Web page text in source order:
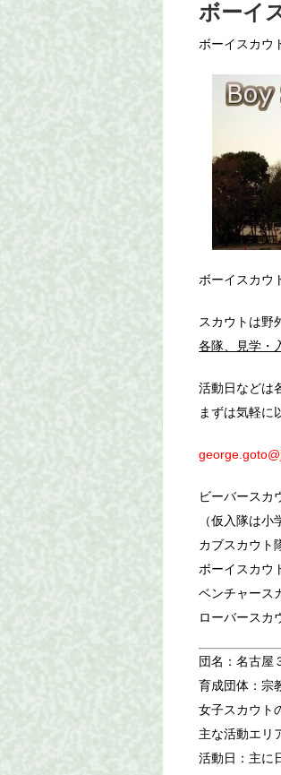
ボーイ
ボーイスカウ
ボーイスカウ
スカウトは野
各隊、見学・
活動日などは
まずは気軽に
ビーバースカ
（仮入隊は小
カブスカウト
ボーイスカウ
ベンチャース
ローバースカ
団名：名古屋
育成団体：宗
女子スカウト
主な活動エリ
活動日：主に